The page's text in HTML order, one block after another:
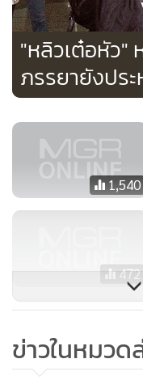
ตอบสนองเป็นอย่างดีจา
ขนาดใหญ่ โครงการคอ
ไปถึงลูกค้ากลุ่มครอบค
จอดรถไม่เพียงพอ ซึ่งเ
มอเตอร์เอ็กซ์โป จะช่
ราคาแพงทำให้การจอด
คุ้มค่าการลงทุน” นายอภิ
"หลิวเต๋อหัว"
ภรรยายังปร
1,540
472
41,330
ข่าวในหมวด